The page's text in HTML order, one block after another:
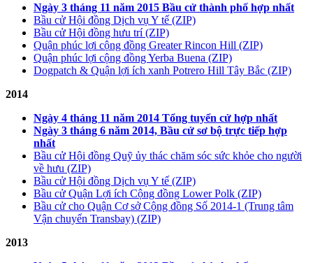
Ngày 3 tháng 11 năm 2015 Bầu cử thành phố hợp nhất
Bầu cử Hội đồng Dịch vụ Y tế (ZIP)
Bầu cử Hội đồng hưu trí (ZIP)
Quận phúc lợi cộng đồng Greater Rincon Hill (ZIP)
Quận phúc lợi cộng đồng Yerba Buena (ZIP)
Dogpatch & Quận lợi ích xanh Potrero Hill Tây Bắc (ZIP)
2014
Ngày 4 tháng 11 năm 2014 Tổng tuyển cử hợp nhất
Ngày 3 tháng 6 năm 2014, Bầu cử sơ bộ trực tiếp hợp
nhất
Bầu cử Hội đồng Quỹ ủy thác chăm sóc sức khỏe cho người
về hưu (ZIP)
Bầu cử Hội đồng Dịch vụ Y tế (ZIP)
Bầu cử Quận Lợi ích Cộng đồng Lower Polk (ZIP)
Bầu cử cho Quận Cơ sở Cộng đồng Số 2014-1 (Trung tâm
Vận chuyển Transbay) (ZIP)
2013